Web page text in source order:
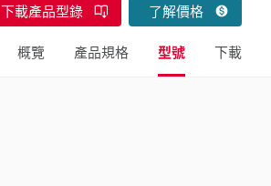
下載產品型錄 了解價格
概覽 產品規格 型號 下載